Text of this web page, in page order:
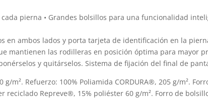
pueden
en
la
página
de
producto
pierna • Grandes bolsillos para una funcionalidad
en ambos lados y porta tarjeta de identificación en la
mantienen las rodilleras en posición óptima para mayor
y quitárselos. Sistema de fijación del final de
m². Refuerzo: 100% Poliamida CORDURA®, 205 g/m².
reciclado Repreve®, 15% poliéster 60 g/m². Forro de